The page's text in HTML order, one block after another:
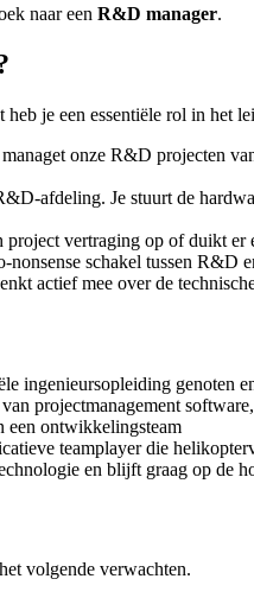
naar een R&D manager.
je een essentiële rol in het
onze R&D projecten
afdeling. Je stuurt de
project vertraging op of duikt er
nonsense schakel tussen R&D
actief mee over de
ingenieursopleiding genoten
projectmanagement
een ontwikkelingsteam
teamplayer die
en blijft graag op de
volgende verwachten.